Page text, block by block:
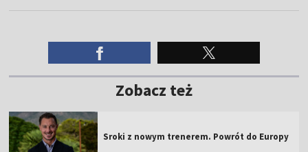
Zobacz też
Sroki z nowym trenerem. Powrót do Europy